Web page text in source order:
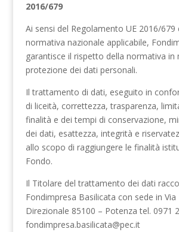
2016/679
Ai sensi del Regolamento UE 2016/679
normativa nazionale applicabile,
garantisce il rispetto della normativa in
protezione dei dati personali.
Il trattamento di dati, eseguito in
di liceità, correttezza, trasparenza,
finalità e dei tempi di conservazione,
dei dati, esattezza, integrità e
allo scopo di raggiungere le finalità
Fondo.
Il Titolare del trattamento dei dati
Fondimpresa Basilicata con sede in Via
Direzionale 85100 – Potenza tel. 0971
fondimpresa.basilicata@pec.it